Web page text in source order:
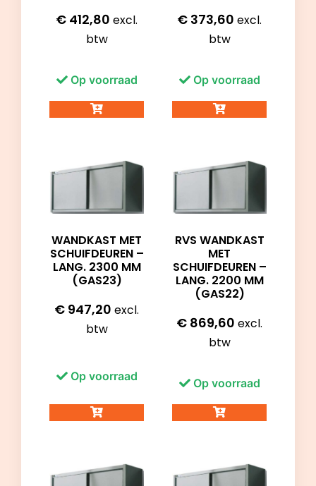
€ 412,80 excl.
btw
Op voorraad
€ 373,60 excl.
btw
Op voorraad
WANDKAST MET
SCHUIFDEUREN –
LANG. 2300 MM
(GAS23)
€ 947,20 excl.
btw
Op voorraad
RVS WANDKAST
MET
SCHUIFDEUREN –
LANG. 2200 MM
(GAS22)
€ 869,60 excl.
btw
Op voorraad